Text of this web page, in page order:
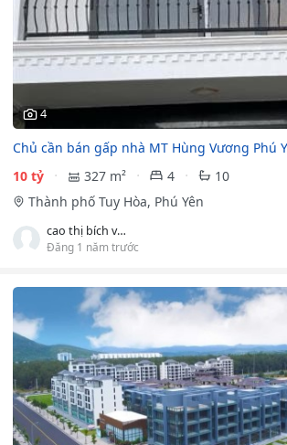
4
Chủ cần bán gấp nhà MT Hùng Vương Phú
10 tỷ
327 m² 4
10
Thành phố Tuy Hòa, Phú Yên
cao thị bích vâng kiều
Đăng 1 năm trước